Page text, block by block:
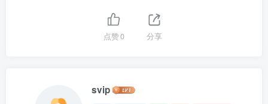
点赞0 分享
svip